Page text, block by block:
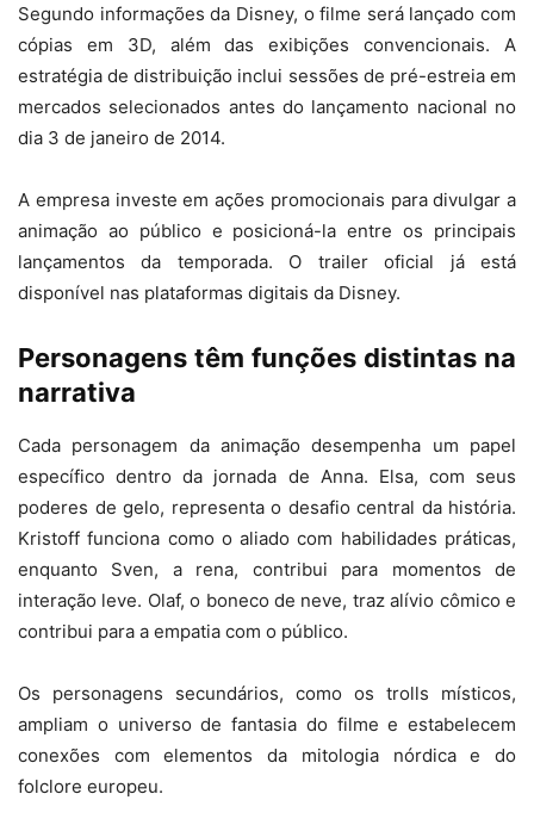
Segundo informações da Disney, o filme será lançado com
cópias em 3D, além das exibições convencionais. A
estratégia de distribuição inclui sessões de pré-estreia em
mercados selecionados antes do lançamento nacional no
dia 3 de janeiro de 2014.
A empresa investe em ações promocionais para divulgar a
animação ao público e posicioná-la entre os principais
lançamentos da temporada. O trailer oficial já está
disponível nas plataformas digitais da Disney.
Personagens têm funções distintas na
narrativa
Cada personagem da animação desempenha um papel
específico dentro da jornada de Anna. Elsa, com seus
poderes de gelo, representa o desafio central da história.
Kristoff funciona como o aliado com habilidades práticas,
enquanto Sven, a rena, contribui para momentos de
interação leve. Olaf, o boneco de neve, traz alívio cômico e
contribui para a empatia com o público.
Os personagens secundários, como os trolls místicos,
ampliam o universo de fantasia do filme e estabelecem
conexões com elementos da mitologia nórdica e do
folclore europeu.